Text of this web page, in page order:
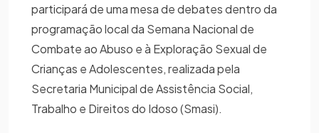
participará de uma mesa de debates dentro da
programação local da Semana Nacional de
Combate ao Abuso e à Exploração Sexual de
Crianças e Adolescentes, realizada pela
Secretaria Municipal de Assistência Social,
Trabalho e Direitos do Idoso (Smasi).